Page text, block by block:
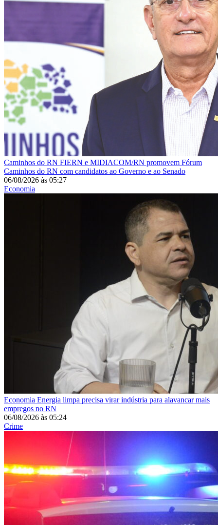
Caminhos do RN FIERN e MIDIACOM/RN promovem Fórum
Caminhos do RN com candidatos ao Governo e ao Senado
06/08/2026 às 05:27
Economia
Economia Energia limpa precisa virar indústria para alavancar mais
empregos no RN
06/08/2026 às 05:24
Crime